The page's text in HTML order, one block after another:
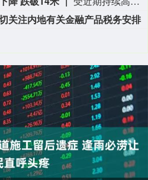
关注内地有关金融产品税务安排